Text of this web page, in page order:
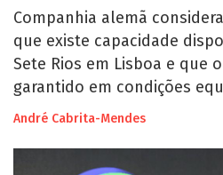
Companhia alemã
que existe capacidade
Sete Rios em Lisboa e que
garantido em condições
André Cabrita-Mendes